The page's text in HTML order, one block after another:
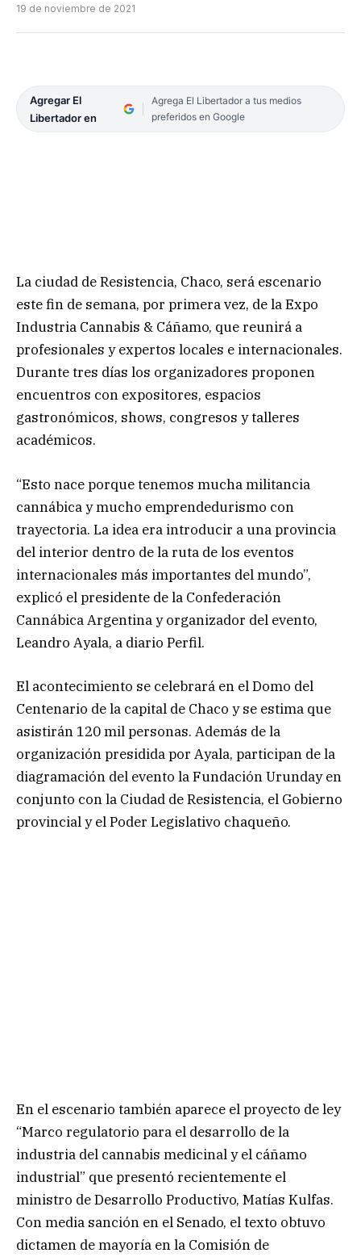
19 de noviembre de 2021
Agregar El
Libertador en
Agrega El Libertador a tus medios
preferidos en Google
La ciudad de Resistencia, Chaco, será escenario
este fin de semana, por primera vez, de la Expo
Industria Cannabis & Cáñamo, que reunirá a
profesionales y expertos locales e internacionales.
Durante tres días los organizadores proponen
encuentros con expositores, espacios
gastronómicos, shows, congresos y talleres
académicos.
“Esto nace porque tenemos mucha militancia
cannábica y mucho emprendedurismo con
trayectoria. La idea era introducir a una provincia
del interior dentro de la ruta de los eventos
internacionales más importantes del mundo”,
explicó el presidente de la Confederación
Cannábica Argentina y organizador del evento,
Leandro Ayala, a diario Perfil.
El acontecimiento se celebrará en el Domo del
Centenario de la capital de Chaco y se estima que
asistirán 120 mil personas. Además de la
organización presidida por Ayala, participan de la
diagramación del evento la Fundación Urunday en
conjunto con la Ciudad de Resistencia, el Gobierno
provincial y el Poder Legislativo chaqueño.
En el escenario también aparece el proyecto de ley
“Marco regulatorio para el desarrollo de la
industria del cannabis medicinal y el cáñamo
industrial” que presentó recientemente el
ministro de Desarrollo Productivo, Matías Kulfas.
Con media sanción en el Senado, el texto obtuvo
dictamen de mayoría en la Comisión de